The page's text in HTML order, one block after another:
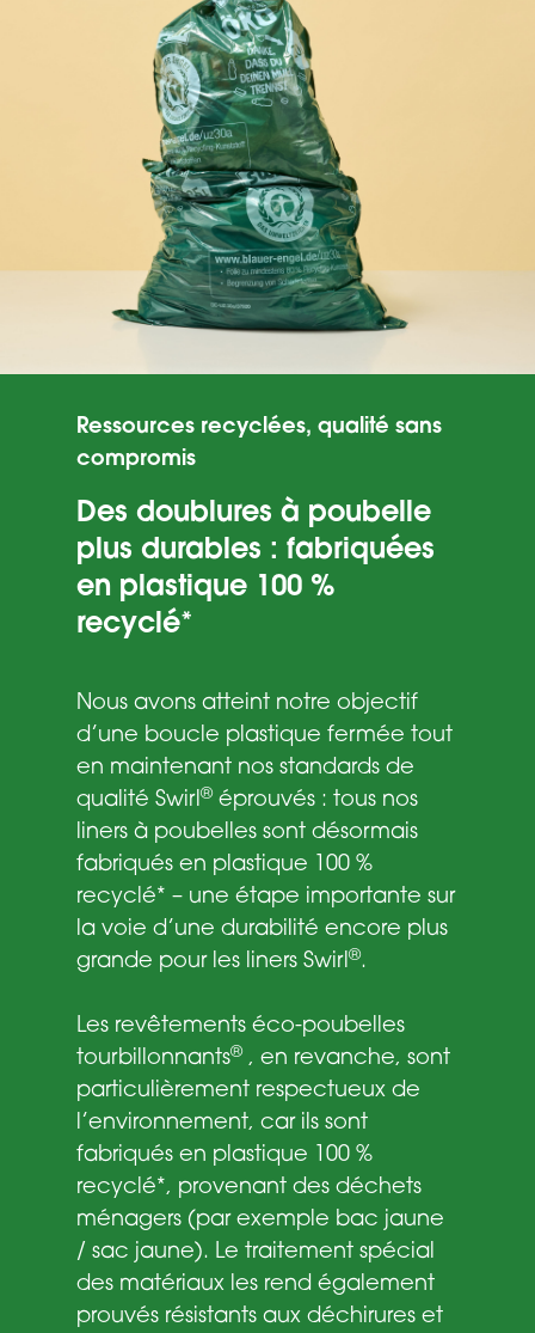
Ressources recyclées, qualité sans
compromis
Des doublures à poubelle
plus durables : fabriquées
en plastique 100 %
recyclé*
Nous avons atteint notre objectif
d’une boucle plastique fermée tout
en maintenant nos standards de
qualité Swirl®éprouvés : tous nos
liners à poubelles sont désormais
fabriqués en plastique 100 %
recyclé* – une étape importante sur
la voie d’une durabilité encore plus
grande pour les liners Swirl®.
Les revêtements éco-poubelles
tourbillonnants®, en revanche, sont
particulièrement respectueux de
l’environnement, car ils sont
fabriqués en plastique 100 %
recyclé*, provenant des déchets
ménagers (par exemple bac jaune
/ sac jaune). Le traitement spécial
des matériaux les rend également
prouvés résistants aux déchirures et